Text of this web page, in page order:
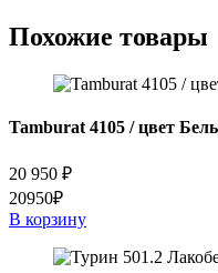
Похожие товары
Tamburat 4105 / цвет
20 950 ₽
20950₽
В корзину